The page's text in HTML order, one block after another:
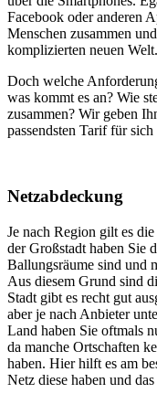
Facebook oder anderen
Menschen zusammen
komplizierten neuen Welt.
Doch welche
was kommt es an? Wie
zusammen? Wir geben
passendsten Tarif für
Netzabdeckung
Je nach Region gilt es
der Großstadt haben Sie
Ballungsräume sind und
Aus diesem Grund sind
Stadt gibt es recht gut
aber je nach Anbieter
Land haben Sie oftmals
da manche Ortschaften
haben. Hier hilft es am
Netz diese haben und